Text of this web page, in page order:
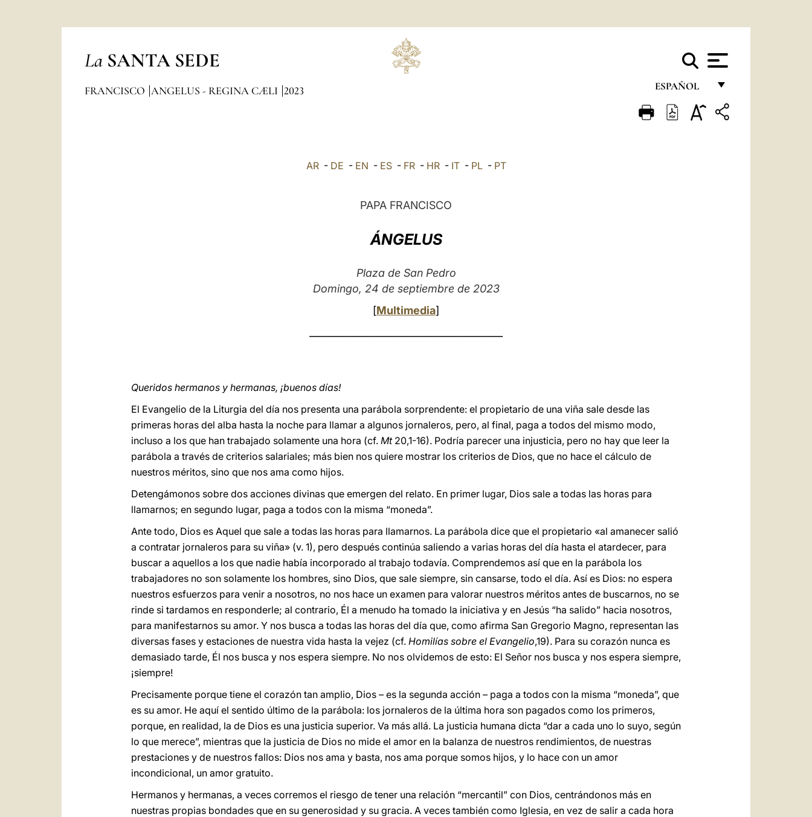
La SANTA SEDE
ESPAÑOL
FRANÇAIS
FRANCISCO ANGELUS - REGINA CÆLI 2023
AR- DE - EN - ES- FR- HR- IT- PL- PT
PAPA FRANCISCO
ÁNGELUS
Plaza de San Pedro
Domingo, 24 de septiembre de 2023
[Multimedia]
Queridos hermanos y hermanas, ¡buenos días!
El Evangelio de la Liturgia del día nos presenta una parábola sorprendente: el propietario de una viña sale desde las
primeras horas del alba hasta la noche para llamar a algunos jornaleros, pero, al final, paga a todos del mismo modo,
incluso a los que han trabajado solamente una hora (cf. Mt20,1-16). Podría parecer una injusticia, pero no hay que leer la
parábola a través de criterios salariales; más bien nos quiere mostrar los criterios de Dios, que no hace el cálculo de
nuestros méritos, sino que nos ama como hijos.
Detengámonos sobre dos acciones divinas que emergen del relato. En primer lugar, Dios sale a todas las horas para
llamarnos; en segundo lugar, paga a todos con la misma “moneda”.
Ante todo, Dios es Aquel que sale a todas las horas para llamarnos. La parábola dice que el propietario «al amanecer salió
a contratar jornaleros para su viña» (v. 1), pero después continúa saliendo a varias horas del día hasta el atardecer, para
buscar a aquellos a los que nadie había incorporado al trabajo todavía. Comprendemos así que en la parábola los
trabajadores no son solamente los hombres, sino Dios, que sale siempre, sin cansarse, todo el día. Así es Dios: no espera
nuestros esfuerzos para venir a nosotros, no nos hace un examen para valorar nuestros méritos antes de buscarnos, no se
rinde si tardamos en responderle; al contrario, Él a menudo ha tomado la iniciativa y en Jesús “ha salido” hacia nosotros,
para manifestarnos su amor. Y nos busca a todas las horas del día que, como afirma San Gregorio Magno, representan las
diversas fases y estaciones de nuestra vida hasta la vejez (cf. Homilías sobre el Evangelio,19). Para su corazón nunca es
demasiado tarde, Él nos busca y nos espera siempre. No nos olvidemos de esto: El Señor nos busca y nos espera siempre,
¡siempre!
Precisamente porque tiene el corazón tan amplio, Dios – es la segunda acción – paga a todos con la misma “moneda”, que
es su amor. He aquí el sentido último de la parábola: los jornaleros de la última hora son pagados como los primeros,
porque, en realidad, la de Dios es una justicia superior. Va más allá. La justicia humana dicta “dar a cada uno lo suyo, según
lo que merece”, mientras que la justicia de Dios no mide el amor en la balanza de nuestros rendimientos, de nuestras
prestaciones y de nuestros fallos: Dios nos ama y basta, nos ama porque somos hijos, y lo hace con un amor
incondicional, un amor gratuito.
Hermanos y hermanas, a veces corremos el riesgo de tener una relación “mercantil” con Dios, centrándonos más en
nuestras propias bondades que en su generosidad y su gracia. A veces también como Iglesia, en vez de salir a cada hora